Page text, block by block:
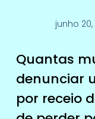
junho 20,
Quantas
denunciar
por receio